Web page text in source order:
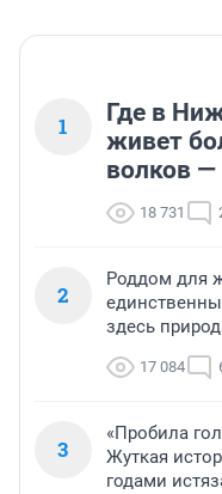
1
Где в
живет
волков —
18 731
2
Роддом для
здесь
17 084
3
«Пробила
Жуткая
годами